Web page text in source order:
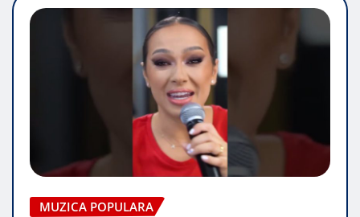
MUZICA POPULARA